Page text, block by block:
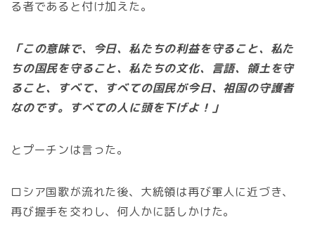
る者であると付け加えた。
「この意味で、今日、私たちの利益を守ること、私た
ちの国民を守ること、私たちの文化、言語、領土を守
ること、すべて、すべての国民が今日、祖国の守護者
なのです。すべての人に頭を下げよ！」
とプーチンは言った。
ロシア国歌が流れた後、大統領は再び軍人に近づき、
再び握手を交わし、何人かに話しかけた。